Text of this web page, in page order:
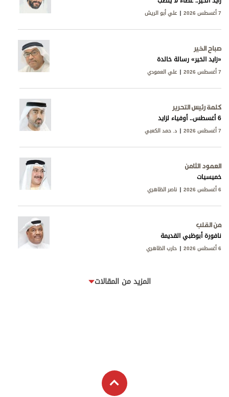
7 أغسطس 2026 علي أبو الريش
صباح الخير
«زايد الخير» رسالة خالدة
7 أغسطس 2026 علي العمودي
كلمة رئيس التحرير
6 أغسطس.. أوفياء لزايد
7 أغسطس 2026 د. حمد الكعبي
العمود الثامن
خميسيات
6 أغسطس 2026 ناصر الظاهري
من القلب
نافورة أبوظبي القديمة
6 أغسطس 2026 حارب الظاهري
المزيد من المقالات